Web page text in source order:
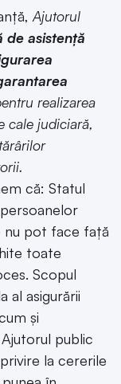
Ajutorul
de asistenţă
realizarea
cale judiciară,
că: Statul
nu pot face față
toate
Scopul
al asigurării
și
public
la cererile